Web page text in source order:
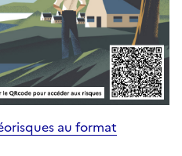
au format